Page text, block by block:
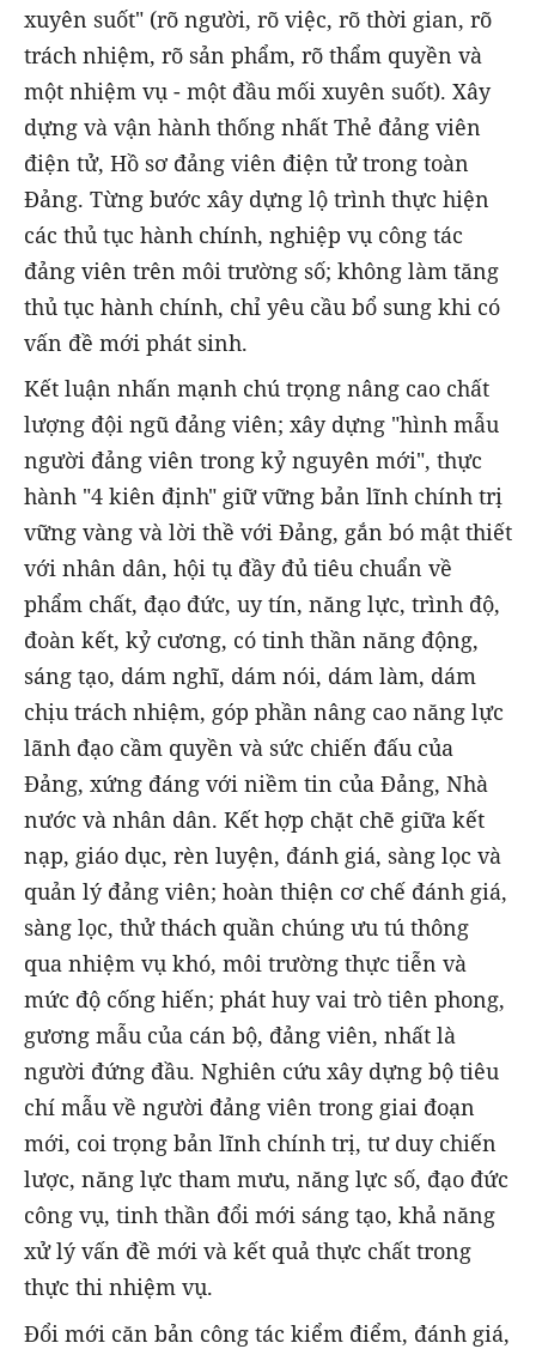
xuyên suốt" (rõ người, rõ việc, rõ thời gian, rõ
trách nhiệm, rõ sản phẩm, rõ thẩm quyền và
một nhiệm vụ - một đầu mối xuyên suốt). Xây
dựng và vận hành thống nhất Thẻ đảng viên
điện tử, Hồ sơ đảng viên điện tử trong toàn
Đảng. Từng bước xây dựng lộ trình thực hiện
các thủ tục hành chính, nghiệp vụ công tác
đảng viên trên môi trường số; không làm tăng
thủ tục hành chính, chỉ yêu cầu bổ sung khi có
vấn đề mới phát sinh.
Kết luận nhấn mạnh chú trọng nâng cao chất
lượng đội ngũ đảng viên; xây dựng "hình mẫu
người đảng viên trong kỷ nguyên mới", thực
hành "4 kiên định" giữ vững bản lĩnh chính trị
vững vàng và lời thề với Đảng, gắn bó mật thiết
với nhân dân, hội tụ đầy đủ tiêu chuẩn về
phẩm chất, đạo đức, uy tín, năng lực, trình độ,
đoàn kết, kỷ cương, có tinh thần năng động,
sáng tạo, dám nghĩ, dám nói, dám làm, dám
chịu trách nhiệm, góp phần nâng cao năng lực
lãnh đạo cầm quyền và sức chiến đấu của
Đảng, xứng đáng với niềm tin của Đảng, Nhà
nước và nhân dân. Kết hợp chặt chẽ giữa kết
nạp, giáo dục, rèn luyện, đánh giá, sàng lọc và
quản lý đảng viên; hoàn thiện cơ chế đánh giá,
sàng lọc, thử thách quần chúng ưu tú thông
qua nhiệm vụ khó, môi trường thực tiễn và
mức độ cống hiến; phát huy vai trò tiên phong,
gương mẫu của cán bộ, đảng viên, nhất là
người đứng đầu. Nghiên cứu xây dựng bộ tiêu
chí mẫu về người đảng viên trong giai đoạn
mới, coi trọng bản lĩnh chính trị, tư duy chiến
lược, năng lực tham mưu, năng lực số, đạo đức
công vụ, tinh thần đổi mới sáng tạo, khả năng
xử lý vấn đề mới và kết quả thực chất trong
thực thi nhiệm vụ.
Đổi mới căn bản công tác kiểm điểm, đánh giá,